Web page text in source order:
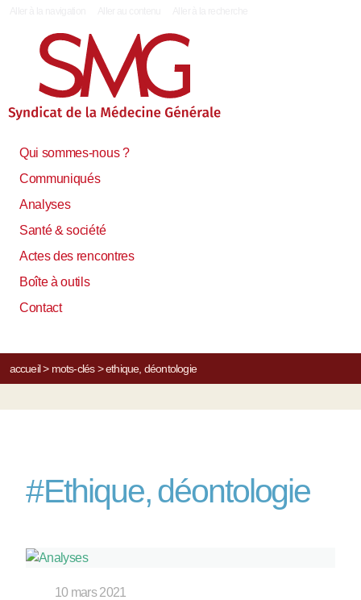
Qui sommes-nous ?
Communiqués
Analyses
Santé & société
Actes des rencontres
Boîte à outils
Contact
accueil> mots-clés> ethique, déontologie
#Ethique, déontologie
10 mars 2021